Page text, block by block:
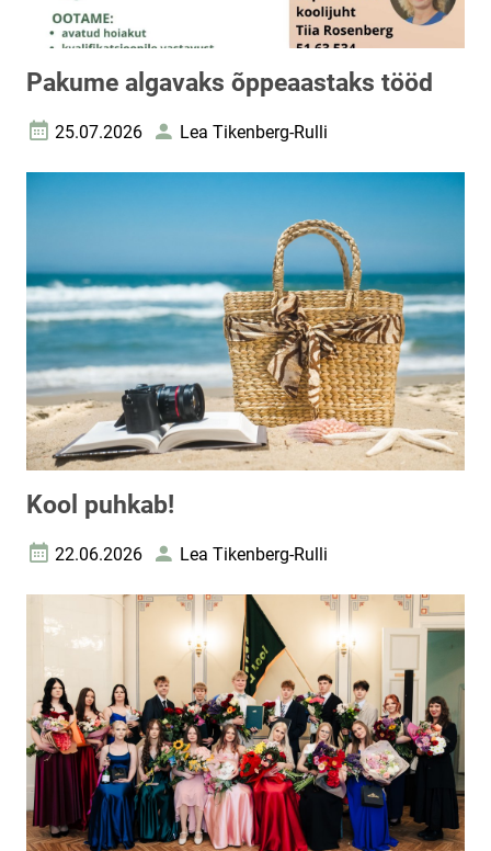
Pakume algavaks õppeaastaks tööd
Loomise kuupäev
25.07.2026 AutorLea Tikenberg-Rulli
Kool puhkab!
Loomise kuupäev
22.06.2026 AutorLea Tikenberg-Rulli